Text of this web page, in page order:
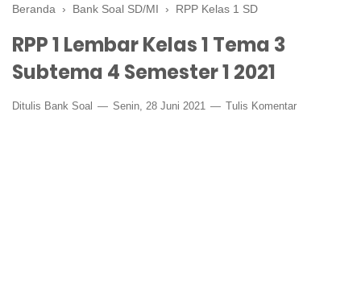
Beranda › Bank Soal SD/MI › RPP Kelas 1 SD
RPP 1 Lembar Kelas 1 Tema 3
Subtema 4 Semester 1 2021
Ditulis Bank Soal Senin, 28 Juni 2021 Tulis Komentar